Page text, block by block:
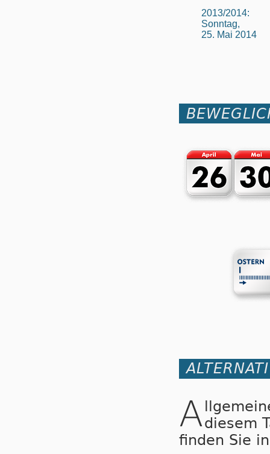
2013/2014:
Sonntag,
25. Mai 2014
Adiesem
finden Sie